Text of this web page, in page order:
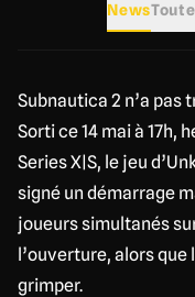
News
Subnautica 2 n’a pas
Sorti ce 14 mai à 17h,
Series X|S, le jeu
signé un démarrage
joueurs simultanés
l’ouverture, alors
grimper.